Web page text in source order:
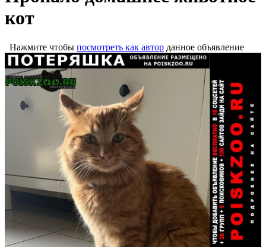
кот
Нажмите чтобы посмотреть как автор данное объявление